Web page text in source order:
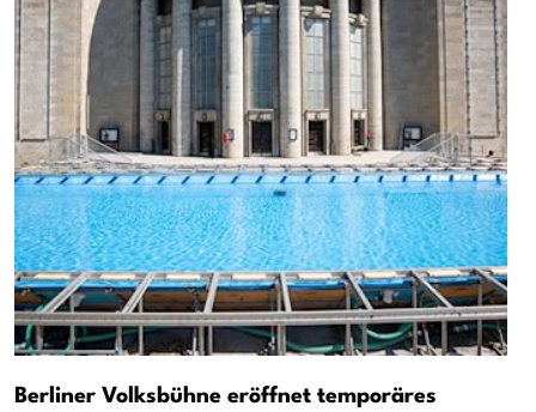
Berliner Volksbühne eröffnet temporäres